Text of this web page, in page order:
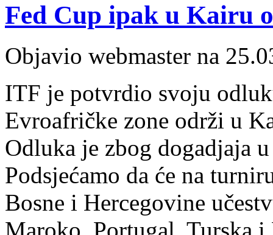
Fed Cup ipak u Kairu
Objavio webmaster na
ITF je potvrdio svoju
Evroafričke zone održi u
Odluka je zbog dogadjaja
Podsjećamo da će na
Bosne i Hercegovine